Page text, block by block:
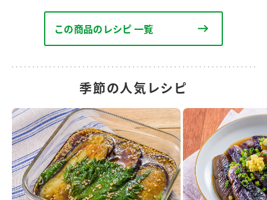
この商品のレシピ 一覧
季節の人気レシピ